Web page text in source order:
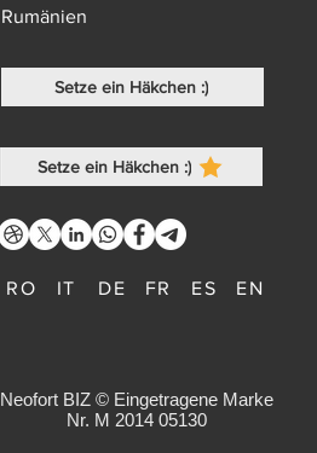
Rumänien
Setze ein Häkchen :)
Setze ein Häkchen :)
RO IT DE FR ES EN
Neofort BIZ © Eingetragene Marke
Nr. M 2014 05130